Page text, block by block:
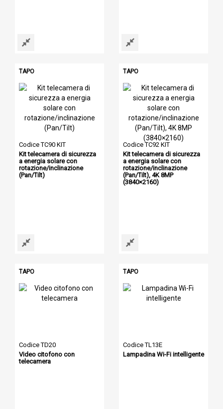
TAPO
Codice TC90 KIT
Kit telecamera di sicurezza
a energia solare con
rotazione/inclinazione
(Pan/Tilt)
TAPO
Codice TC92 KIT
Kit telecamera di sicurezza
a energia solare con
rotazione/inclinazione
(Pan/Tilt), 4K 8MP
(3840×2160)
TAPO
Codice TD20
Video citofono con
telecamera
TAPO
Codice TL13E
Lampadina Wi-Fi intelligente